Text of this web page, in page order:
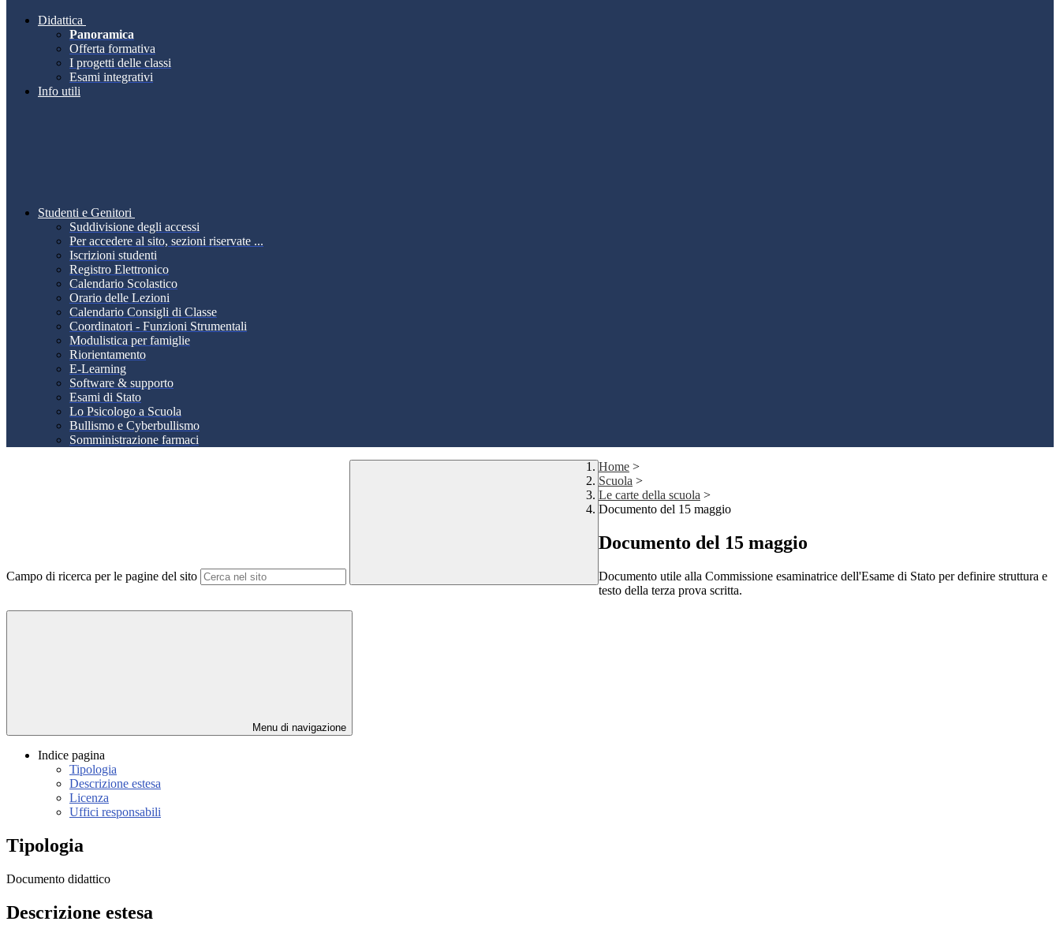
Didattica
Panoramica
Offerta formativa
I progetti delle classi
Esami integrativi
Info utili
Studenti e Genitori
Suddivisione degli accessi
Per accedere al sito, sezioni riservate ...
Iscrizioni studenti
Registro Elettronico
Calendario Scolastico
Orario delle Lezioni
Calendario Consigli di Classe
Coordinatori - Funzioni Strumentali
Modulistica per famiglie
Riorientamento
E-Learning
Software & supporto
Esami di Stato
Lo Psicologo a Scuola
Bullismo e Cyberbullismo
Somministrazione farmaci
Campo di ricerca per le pagine del sito
Home >
Scuola >
Le carte della scuola >
Documento del 15 maggio
Documento del 15 maggio
Documento utile alla Commissione esaminatrice dell'Esame di Stato per definire struttura e
testo della terza prova scritta.
Menu di navigazione
Indice pagina
Tipologia
Descrizione estesa
Licenza
Uffici responsabili
Tipologia
Documento didattico
Descrizione estesa